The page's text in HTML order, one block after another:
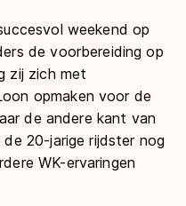
weekend op
de voorbereiding op
zij zich met
opmaken voor de
de andere kant van
20-jarige rijdster nog
WK-ervaringen